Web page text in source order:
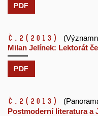
PDF
č.2 (2013)
Milan Jelínek: Lektorát
PDF
č.2 (2013)
Postmoderní literatura a